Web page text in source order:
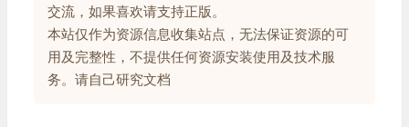
交流，如果喜欢请支持正版。
本站仅作为资源信息收集站点，无法保证资源的可
用及完整性，不提供任何资源安装使用及技术服
务。请自己研究文档